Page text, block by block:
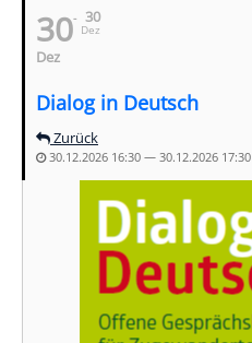
30
Dez
30
Dez
Dialog in Deutsch
Zurück
30.12.2026 16:30 — 30.12.2026 17:30